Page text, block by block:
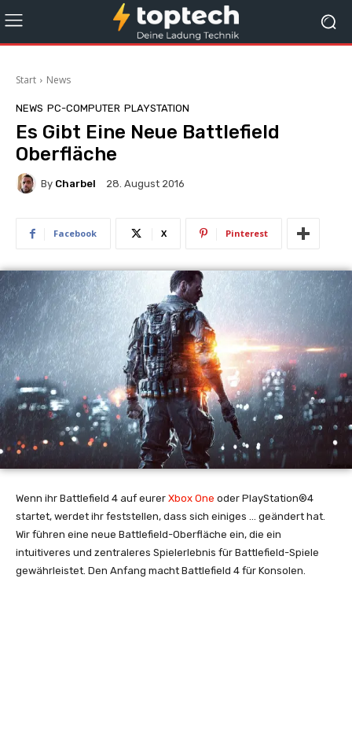
Start News
NEWS PC-COMPUTER PLAYSTATION
Es Gibt Eine Neue Battlefield
Oberfläche
By Charbel 28. August 2016
Facebook X Pinterest
Wenn ihr Battlefield 4 auf eurer Xbox One oder PlayStation®4
startet, werdet ihr feststellen, dass sich einiges … geändert hat.
Wir führen eine neue Battlefield-Oberfläche ein, die ein
intuitiveres und zentraleres Spielerlebnis für Battlefield-Spiele
gewährleistet. Den Anfang macht Battlefield 4 für Konsolen.